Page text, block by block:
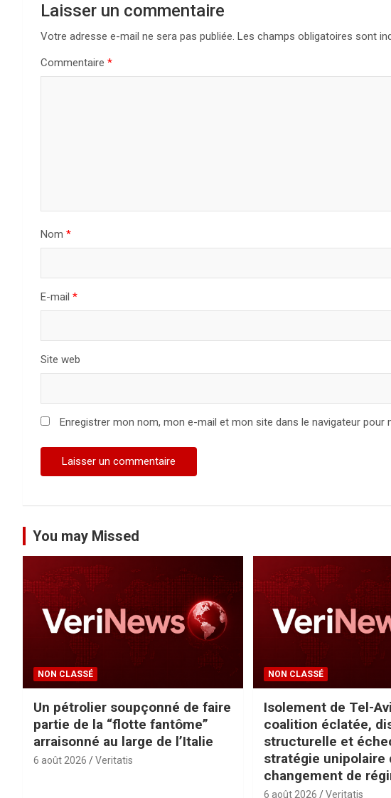
Laisser un commentaire
Votre adresse e-mail ne sera pas publiée. Les champs obligatoires sont
Commentaire *
Nom *
E-mail *
Site web
Enregistrer mon nom, mon e-mail et mon site dans le navigateur pour
You may Missed
NON CLASSÉ
Un pétrolier soupçonné de faire
partie de la “flotte fantôme”
arraisonné au large de l’Italie
6 août 2026 Veritatis
NON CLASSÉ
Isolement de Tel-
coalition éclatée,
structurelle et
stratégie unipolaire
changement de
6 août 2026 Veritatis